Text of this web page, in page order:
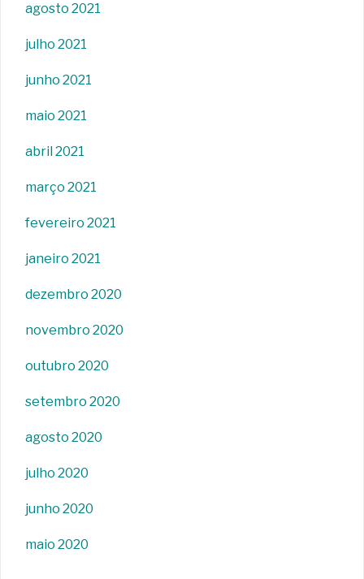
agosto 2021
julho 2021
junho 2021
maio 2021
abril 2021
março 2021
fevereiro 2021
janeiro 2021
dezembro 2020
novembro 2020
outubro 2020
setembro 2020
agosto 2020
julho 2020
junho 2020
maio 2020